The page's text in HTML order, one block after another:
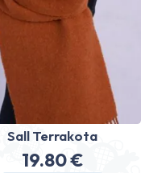
Sall Terrakota
19.80€